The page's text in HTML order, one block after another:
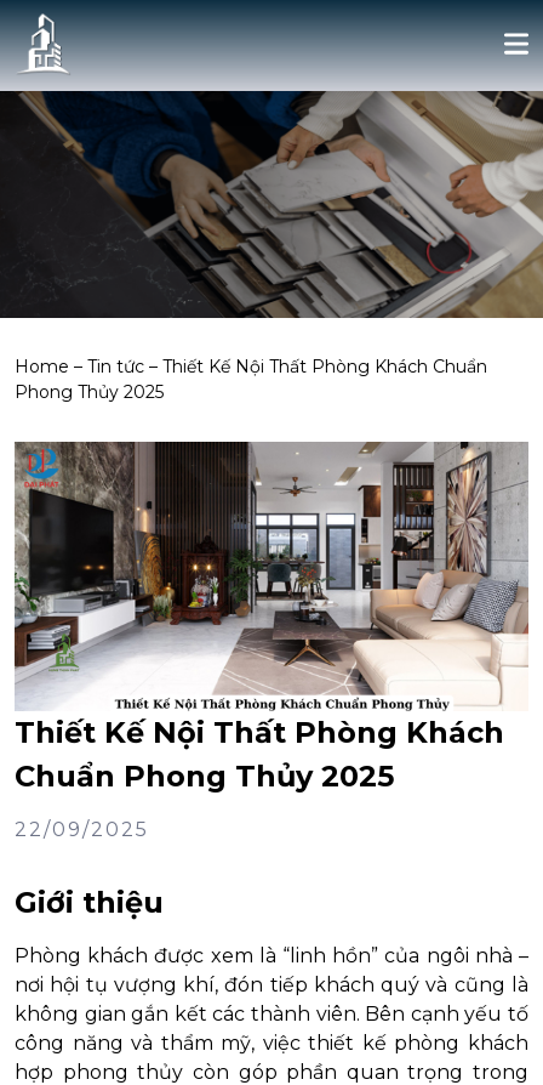
Home – Tin tức – Thiết Kế Nội Thất Phòng Khách Chuẩn
Phong Thủy 2025
Thiết Kế Nội Thất Phòng Khách
Chuẩn Phong Thủy 2025
22/09/2025
Giới thiệu
Phòng khách được xem là “linh hồn” của ngôi nhà –
nơi hội tụ vượng khí, đón tiếp khách quý và cũng là
không gian gắn kết các thành viên. Bên cạnh yếu tố
công năng và thẩm mỹ, việc thiết kế phòng khách
hợp phong thủy còn góp phần quan trọng trong